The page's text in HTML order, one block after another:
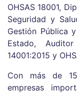
OHSAS 18001,
Seguridad y
Gestión Pública
Estado,
14001:2015 y
Con más de
empresas